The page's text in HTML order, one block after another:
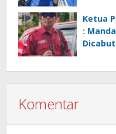
Ketua
:
Dicabut
Komentar